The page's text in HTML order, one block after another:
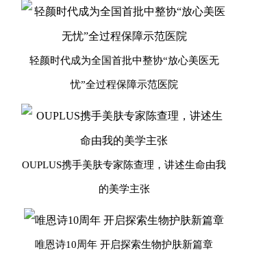
轻颜时代成为全国首批中整协“放心美医无
忧”全过程保障示范医院
OUPLUS携手美肤专家陈查理，讲述生命由我
的美学主张
唯恩诗10周年 开启探索生物护肤新篇章